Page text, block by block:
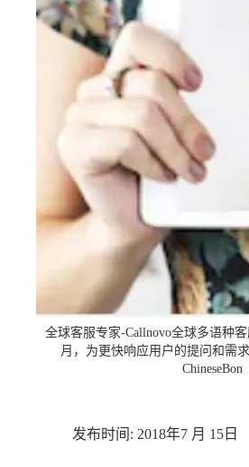
全球客服专家-Callnovo全球多语种
月，为更快响应用户的提问和需
2018年7 月 15日